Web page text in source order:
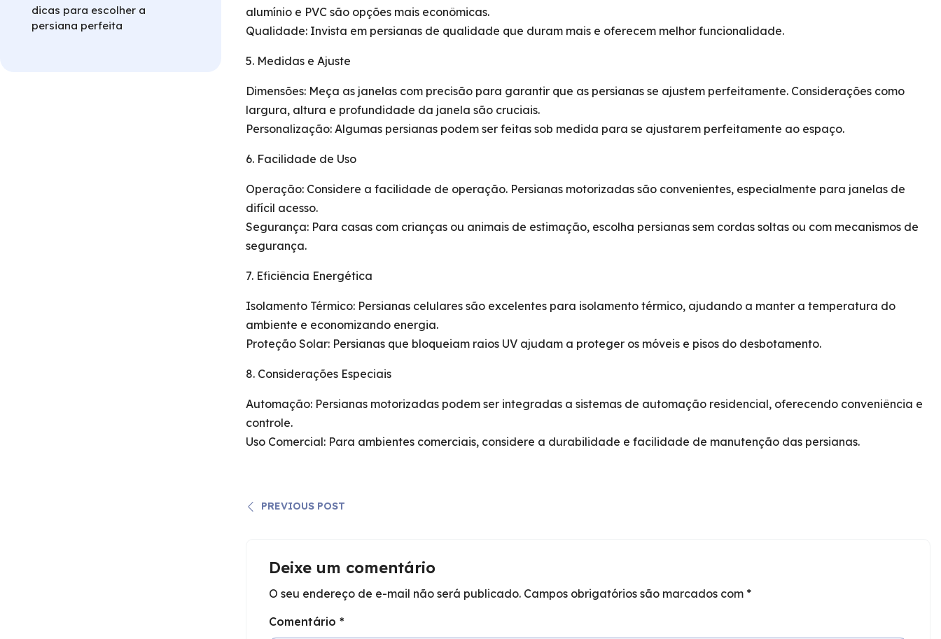
alumínio e PVC são opções mais econômicas.
Qualidade: Invista em persianas de qualidade que duram mais e oferecem melhor funcionalidade.
5. Medidas e Ajuste
Dimensões: Meça as janelas com precisão para garantir que as persianas se ajustem perfeitamente. Considerações como
largura, altura e profundidade da janela são cruciais.
Personalização: Algumas persianas podem ser feitas sob medida para se ajustarem perfeitamente ao espaço.
6. Facilidade de Uso
Operação: Considere a facilidade de operação. Persianas motorizadas são convenientes, especialmente para janelas de
difícil acesso.
Segurança: Para casas com crianças ou animais de estimação, escolha persianas sem cordas soltas ou com mecanismos de
segurança.
7. Eficiência Energética
Isolamento Térmico: Persianas celulares são excelentes para isolamento térmico, ajudando a manter a temperatura do
ambiente e economizando energia.
Proteção Solar: Persianas que bloqueiam raios UV ajudam a proteger os móveis e pisos do desbotamento.
8. Considerações Especiais
Automação: Persianas motorizadas podem ser integradas a sistemas de automação residencial, oferecendo conveniência e
controle.
Uso Comercial: Para ambientes comerciais, considere a durabilidade e facilidade de manutenção das persianas.
PREVIOUS POST
Deixe um comentário
O seu endereço de e-mail não será publicado. Campos obrigatórios são marcados com *
Comentário *
dicas para escolher a
persiana perfeita